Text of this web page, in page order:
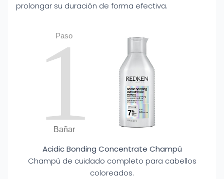
prolongar su duración de forma efectiva.
Paso
1
Bañar
Acidic Bonding Concentrate Champú
Champú de cuidado completo para cabellos
coloreados.